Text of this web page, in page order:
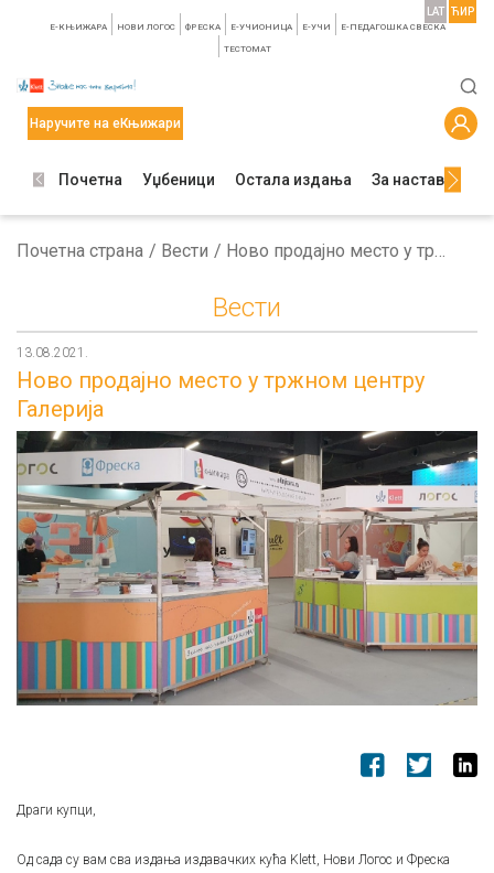
E-КЊИЖАРА НОВИ ЛОГОС ФРЕСКА E-УЧИОНИЦА E-УЧИ Е-ПЕДАГОШКА СВЕСКА
TЕСТОМАТ
LAT ЋИР
Наручите на еКњижари
Почетна Уџбеници Остала издања За наставнике
Почетна страна Вести Ново продајно место у тржном центру Галерија
Вести
13.08.2021.
Ново продајно место у тржном центру
Галерија
Драги купци,
Од сада су вам сва издања издавачких кућа Klett, Нови Логос и Фреска